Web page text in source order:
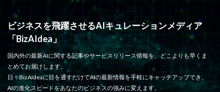
ビジネスを飛躍させるAIキュレーションメディア
「BizAIdea」
国内外の最新AIに関する記事やサービスリリース情報を、どこよりも早くま
とめてお届けします。
日々BizAIdeaに目を通すだけでAIの最新情報を手軽にキャッチアップでき、
AIの進化スピードをあなたのビジネスの強みに変えます。